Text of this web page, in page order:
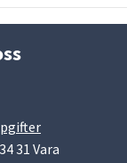
31 Vara